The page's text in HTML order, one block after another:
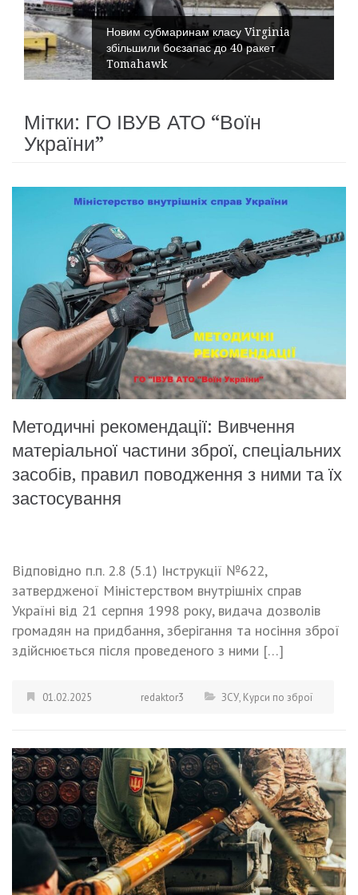
Новим субмаринам класу Virginia
збільшили боєзапас до 40 ракет
Tomahawk
Мітки: ГО ІВУВ АТО “Воїн
України”
Методичні рекомендації: Вивчення
матеріальної частини зброї, спеціальних
засобів, правил поводження з ними та їх
застосування
Відповідно п.п. 2.8 (5.1) Інструкції №622,
затвердженої Міністерством внутрішніх справ
Україні від 21 серпня 1998 року, видача дозволів
громадян на придбання, зберігання та носіння зброї
здійснюється після проведеного з ними […]
01.02.2025 redaktor3 ЗСУ, Курси по зброї